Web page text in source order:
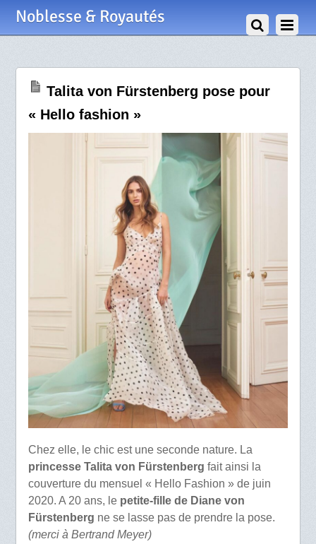
Noblesse & Royautés
Talita von Fürstenberg pose pour
« Hello fashion »
Chez elle, le chic est une seconde nature. La
princesse Talita von Fürstenberg fait ainsi la
couverture du mensuel « Hello Fashion » de juin
2020. A 20 ans, le petite-fille de Diane von
Fürstenberg ne se lasse pas de prendre la pose.
(merci à Bertrand Meyer)